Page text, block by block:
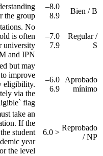
Bien / B
8.0–
8.9
the group.
Regular /
S
7.0–
7.9
No
is often
university
and IPN.
Aprobado
mínimo
6.0–
6.9
but may
improve
eligibility.
via the
flag.
Reprobado
/ NP
< 6.0
take an
If the
student
year
the level.